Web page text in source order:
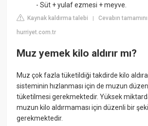
- Süt + yulaf ezmesi + meyve.
Kaynak kaldırma talebi |Cevabın
hurriyet.com.tr
Muz yemek kilo aldırır mı?
Muz çok fazla tüketildiği takdirde kilo
sisteminin hızlanması için de muzun
tüketilmesi gerekmektedir. Yüksek
muzun kilo aldırmaması için düzenli bir
gerekmektedir.